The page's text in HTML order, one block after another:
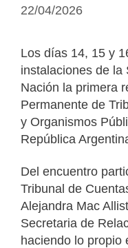
22/04/2026
Los días 14, 15 y
instalaciones de la
Nación la primera
Permanente de
y Organismos
República
Del encuentro
Tribunal de
Alejandra Mac
Secretaria de
haciendo lo propio